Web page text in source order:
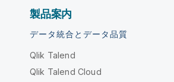
製品案内
データ統合とデータ品質
Qlik Talend
Qlik Talend Cloud